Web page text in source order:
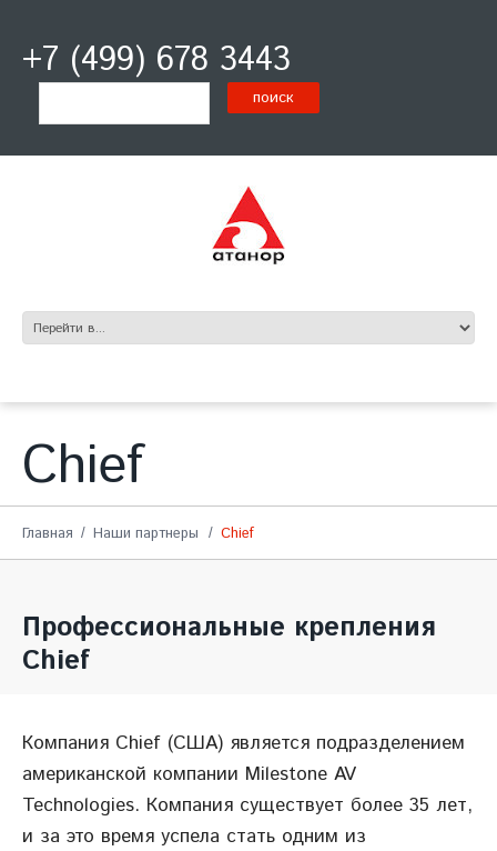
+7 (499) 678 3443
Chief
Главная Наши партнеры Chief
Профессиональные крепления
Chief
Компания Chief (США) является подразделением
американской компании Milestone AV
Technologies. Компания существует более 35 лет,
и за это время успела стать одним из